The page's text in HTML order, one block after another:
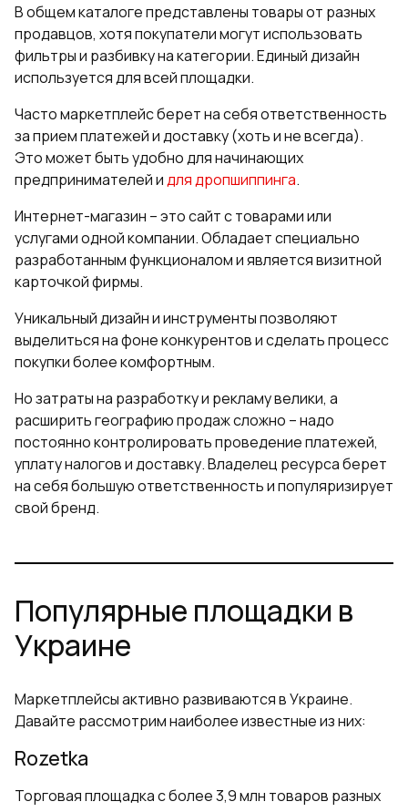
В общем каталоге представлены товары от разных
продавцов, хотя покупатели могут использовать
фильтры и разбивку на категории. Единый дизайн
используется для всей площадки.
Часто маркетплейс берет на себя ответственность
за прием платежей и доставку (хоть и не всегда).
Это может быть удобно для начинающих
предпринимателей идля дропшиппинга.
Интернет-магазин – это сайт с товарами или
услугами одной компании. Обладает специально
разработанным функционалом и является визитной
карточкой фирмы.
Уникальный дизайн и инструменты позволяют
выделиться на фоне конкурентов и сделать процесс
покупки более комфортным.
Но затраты на разработку и рекламу велики, а
расширить географию продаж сложно – надо
постоянно контролировать проведение платежей,
уплату налогов и доставку. Владелец ресурса берет
на себя большую ответственность и популяризирует
свой бренд.
Популярные площадки в
Украине
Маркетплейсы активно развиваются в Украине.
Давайте рассмотрим наиболее известные из них:
Rozetka
Торговая площадка с более 3,9 млн товаров разных